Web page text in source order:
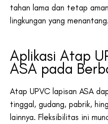
tahan lama dan tetap
lingkungan yang menantang.
Aplikasi Atap
ASA pada
Atap UPVC lapisan ASA
tinggal, gudang, pabrik,
lainnya. Fleksibilitas ini